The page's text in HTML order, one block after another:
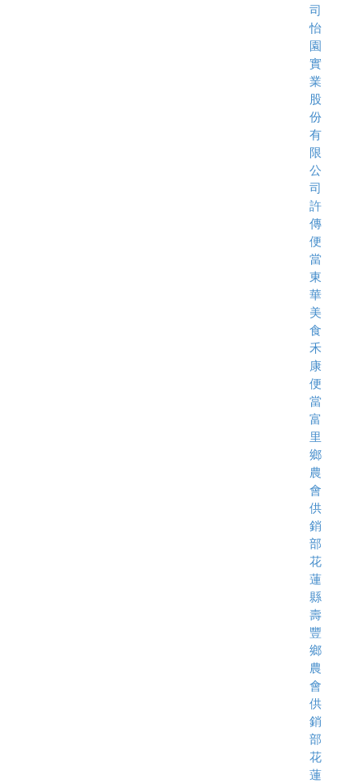
司
怡
園
實
業
股
份
有
限
公
司
許
傳
便
當
東
華
美
食
禾
康
便
當
富
里
鄉
農
會
供
銷
部
花
蓮
縣
壽
豐
鄉
農
會
供
銷
部
花
蓮